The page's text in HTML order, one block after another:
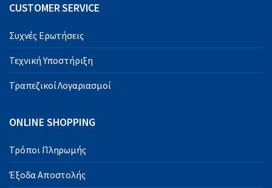
CUSTOMER SERVICE
Συχνές Ερωτήσεις
Τεχνική Υποστήριξη
Τραπεζικοί Λογαριασμοί
ONLINE SHOPPING
Τρόποι Πληρωμής
Έξοδα Αποστολής